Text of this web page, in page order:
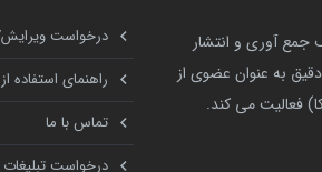
از سال 1394 با هدف جمع آوری و انتشار
به عنوان عضوی از
فعالیت می کند.
درخواست
راهنمای استفاده
تماس با ما
درخواست تبلیغات